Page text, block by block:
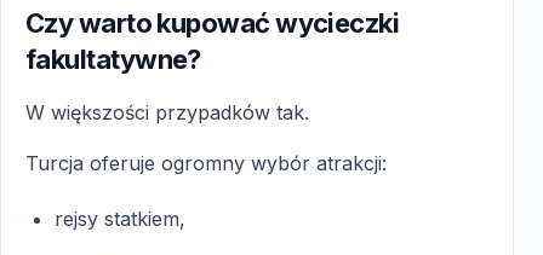
Czy warto kupować wycieczki
fakultatywne?
W większości przypadków tak.
Turcja oferuje ogromny wybór atrakcji:
rejsy statkiem,